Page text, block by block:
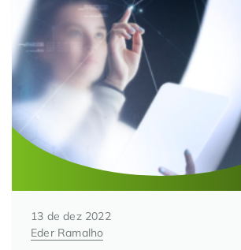
Automação de Processos
Educação Corporativa
Gerenciamento de NF-e
Adequação à LGPD
Assinatura Digital
Auditoria de Processos
Hospitais e Clínicas
Instituições de Ensino
Departamento Pessoal
Departamento Financeiro
Cooperativas
Cases de Sucesso
Nossas Unidades
Blog
Trabalhe Conosco
O QUE NOS DIFERENCIA?
13 de dez 2022
Eder Ramalho